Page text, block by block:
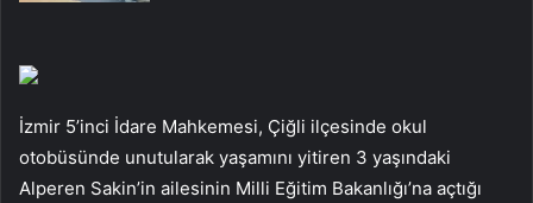
İzmir 5’inci İdare Mahkemesi, Çiğli ilçesinde okul
otobüsünde unutularak yaşamını yitiren 3 yaşındaki
Alperen Sakin’in ailesinin Milli Eğitim Bakanlığı’na açtığı